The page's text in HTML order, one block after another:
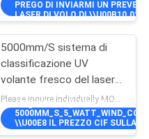
PREGO DI INVIARMI UN
LASER DI VOLO DI
CONTACT
5000mm/S sistema di
classificazione UV
volante fresco del laser
del vento da 5 watt
5W@40KHZ\"]],\"PICURL\":\"\\/
\\U00E8 IL PREZZO CIF SULLA
FRESCO DEL LASER DEL